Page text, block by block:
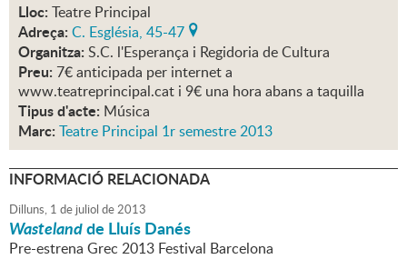
Lloc: Teatre Principal
Adreça: C. Església, 45-47
Organitza: S.C. l'Esperança i Regidoria de Cultura
Preu: 7€ anticipada per internet a
www.teatreprincipal.cat i 9€ una hora abans a taquilla
Tipus d'acte: Música
Marc: Teatre Principal 1r semestre 2013
INFORMACIÓ RELACIONADA
Dilluns, 1 de juliol de2013
Wastelandde Lluís Danés
Pre-estrena Grec 2013 Festival Barcelona